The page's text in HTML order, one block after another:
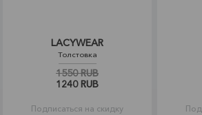
LACYWEAR
Толстовка
1550 RUB
1240 RUB
Подписаться на скидку